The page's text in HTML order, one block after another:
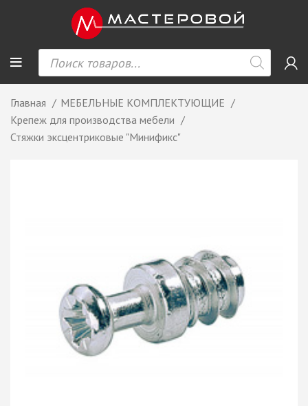
Главная
МЕБЕЛЬНЫЕ КОМПЛЕКТУЮЩИЕ
Крепеж для производства мебели
Стяжки эксцентриковые "Минификс"